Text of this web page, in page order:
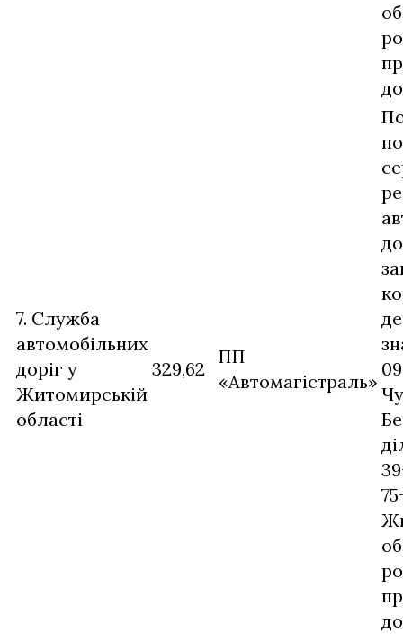
7. Служба
автомобільних
доріг у
Житомирській
області
329,62
ПП
«Автомагістраль»